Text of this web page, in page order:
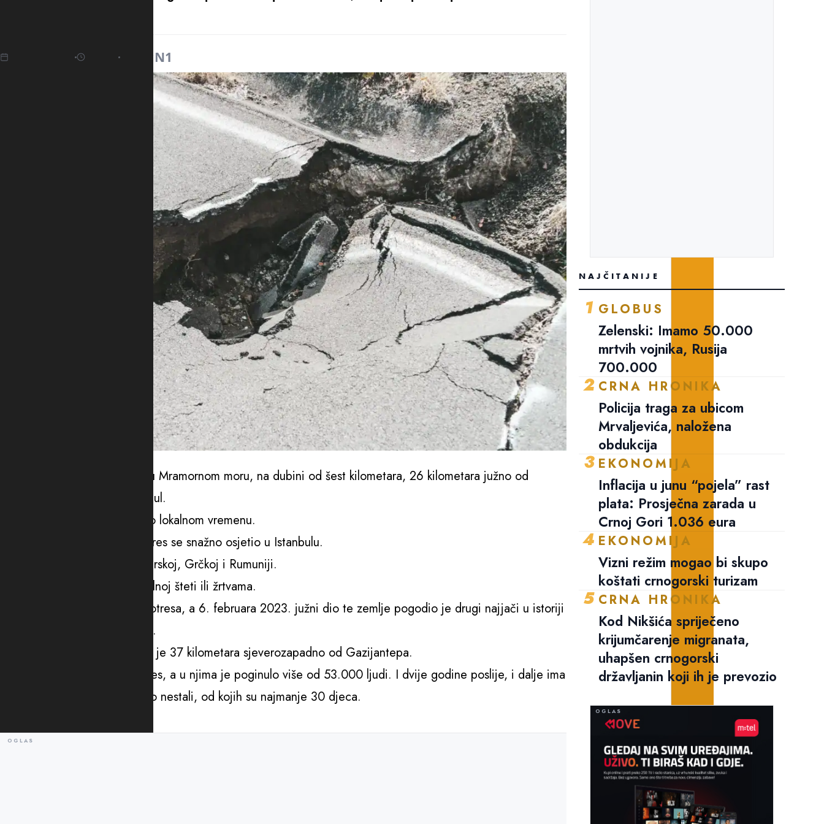
N1
Epicentar zemljotresa bio je u Mramornom moru, na dubini od šest kilometara, 26 kilometara južno od
opštine Silivri u vilajetu Istanbul.
Potres se dogodio u 12.49 po lokalnom vremenu.
Kako očevici navode, zemljotres se snažno osjetio u Istanbulu.
Zemljotres se osjetio i u Bugarskoj, Grčkoj i Rumuniji.
Još nema podataka o eventualnoj šteti ili žrtvama.
Turska je često na meti zemljotresa, a 6. februara 2023. južni dio te zemlje pogodio je drugi najjači u istoriji
te zemlje, sa magnitudom 7,8.
Epicentar tog zemljotresa bio je 37 kilometara sjeverozapadno od Gazijantepa.
Uslijedio je još jedan jak potres, a u njima je poginulo više od 53.000 ljudi. I dvije godine poslije, i dalje ima
desetina ljudi koji se vode kao nestali, od kojih su najmanje 30 djeca.
NAJČITANIJE
1 GLOBUS
Zelenski: Imamo 50.000
mrtvih vojnika, Rusija
700.000
2 CRNA HRONIKA
Policija traga za ubicom
Mrvaljevića, naložena
obdukcija
3 EKONOMIJA
Inflacija u junu “pojela” rast
plata: Prosječna zarada u
Crnoj Gori 1.036 eura
4 EKONOMIJA
Vizni režim mogao bi skupo
koštati crnogorski turizam
5 CRNA HRONIKA
Kod Nikšića spriječeno
krijumčarenje migranata,
uhapšen crnogorski
državljanin koji ih je prevozio